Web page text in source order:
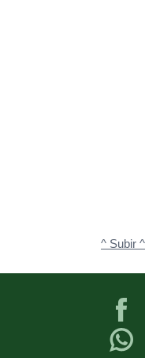
^ Subir ^